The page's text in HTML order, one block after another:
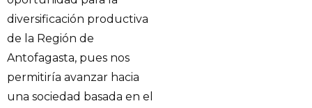
diversificación productiva
de la Región de
Antofagasta, pues nos
permitiría avanzar hacia
una sociedad basada en el